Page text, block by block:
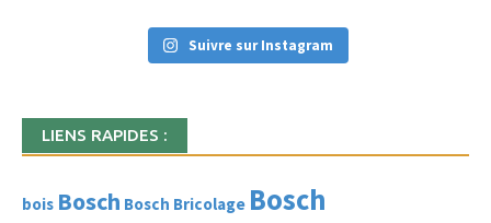
Suivre sur Instagram
LIENS RAPIDES :
bois Bosch Bosch Bricolage Bosch